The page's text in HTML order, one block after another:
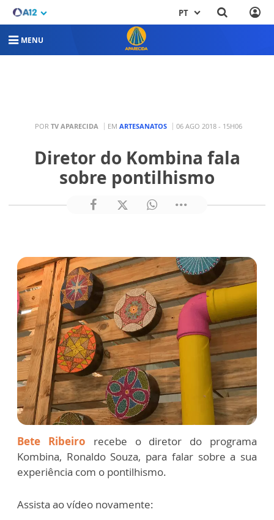
PT
MENU
POR TV APARECIDA EM ARTESANATOS 06 AGO 2018 - 15H06
Diretor do Kombina fala
sobre pontilhismo
Bete Ribeiro recebe o diretor do programa
Kombina, Ronaldo Souza, para falar sobre a sua
experiência com o pontilhismo.
Assista ao vídeo novamente: